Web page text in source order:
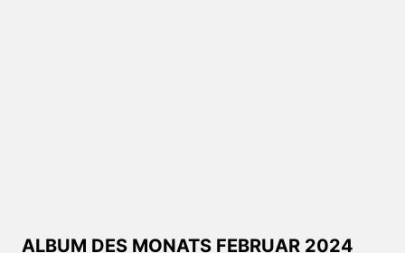
ALBUM DES MONATS FEBRUAR 2024